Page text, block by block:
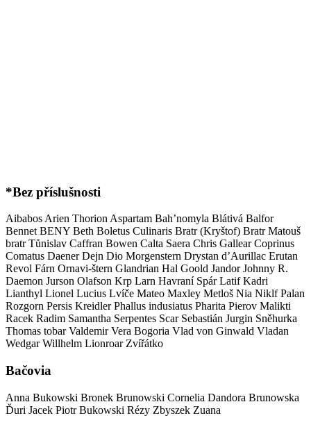
*Bez příslušnosti
AibabosArien ThorionAspartam Bah’nomyla Blátivá Balfor
Bennet BENY Beth Boletus Culinaris Bratr (Kryštof) Bratr Matouš
bratr Tůnislav Caffran Bowen Calta Saera Chris Gallear Coprinus
Comatus Daener Dejn Dio Morgenstern Drystan d’Aurillac Erutan
Revol Fárn Ornavi-štern Glandrian Hal Goold Jandor Johnny R.
Daemon Jurson Olafson Krp Larn Havraní Spár Latif Kadri
Lianthyl Lionel Lucius Lvíče Mateo Maxley Metloš Nia Niklf Palan
Rozgorn Persis Kreidler Phallus indusiatus Pharita Pierov Malikti
Racek Radim Samantha Serpentes Scar Sebastián Jurgin Sněhurka
Thomas tobar Valdemir Vera Bogoria Vlad von Ginwald Vladan
Wedgar Willhelm Lionroar Zvířátko
Bačovia
Anna Bukowski Bronek Brunowski Cornelia Dandora Brunowska
Ďuri Jacek Piotr Bukowski Rézy Zbyszek Zuana